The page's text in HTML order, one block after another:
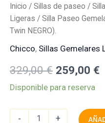
Inicio / Sillas de paseo /
Ligeras / Silla Paseo
Twin NEGRO).
Chicco, Sillas Gemelares
329,00€
El
original
329,00 €.
259,00 €
Disponible para reserva
-
Silla
Paseo
Gemelar
Chicco
Twin
cantidad
+